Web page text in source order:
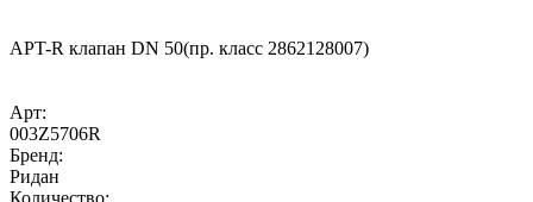
APT-R клапан DN 50(пр. класс 2862128007)
Арт:
003Z5706R
Бренд:
Ридан
Количество: